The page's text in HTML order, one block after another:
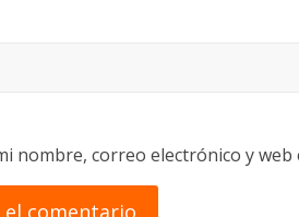
nombre, correo electrónico y